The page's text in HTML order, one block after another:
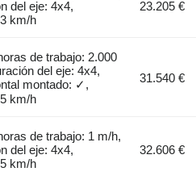
del eje: 4x4,
km/h
23.205 €
de trabajo: 2.000
del eje: 4x4,
montado: ✓,
km/h
31.540 €
de trabajo: 1 m/h,
del eje: 4x4,
km/h
32.606 €